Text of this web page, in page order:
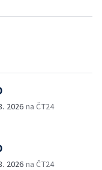
2026 na ČT24
2026 na ČT24